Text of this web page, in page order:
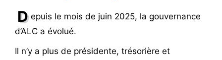
D epuis le mois de juin 2025, la gouvernance
d’ALC a évolué.
Il n’y a plus de présidente, trésorière et